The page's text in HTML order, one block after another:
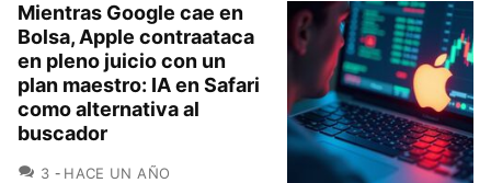
Mientras Google cae en
Bolsa, Apple contraataca
en pleno juicio con un
plan maestro: IA en Safari
como alternativa al
buscador
3 COMENTARIOS
HACE UN AÑO